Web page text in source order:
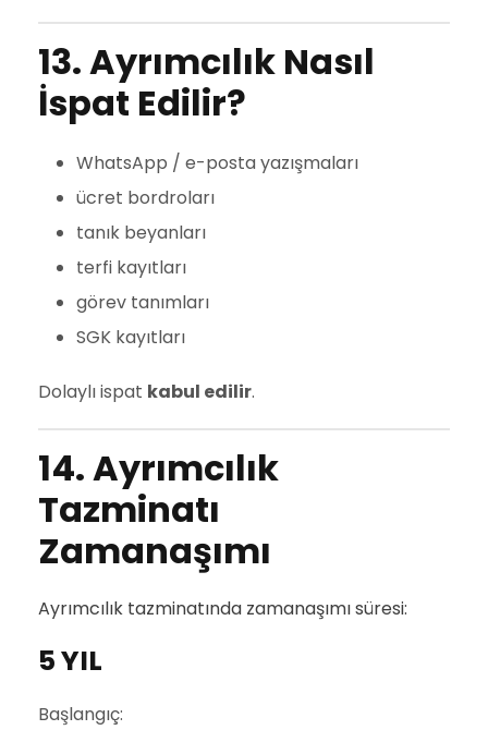
13. Ayrımcılık Nasıl
İspat Edilir?
WhatsApp / e-posta yazışmaları
ücret bordroları
tanık beyanları
terfi kayıtları
görev tanımları
SGK kayıtları
Dolaylı ispat kabul edilir.
14. Ayrımcılık
Tazminatı
Zamanaşımı
Ayrımcılık tazminatında zamanaşımı süresi:
5 YIL
Başlangıç: